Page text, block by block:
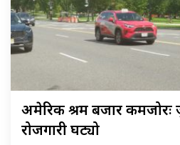
अमेरिकी श्रम बजार कमजोरः
रोजगारी घट्यो